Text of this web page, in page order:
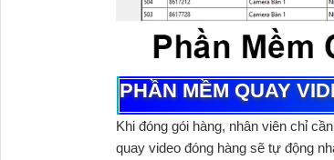
PHẦN MỀM QUAY
Khi đóng gói hàng, nhân viên chỉ
quay video đóng hàng sẽ tự động